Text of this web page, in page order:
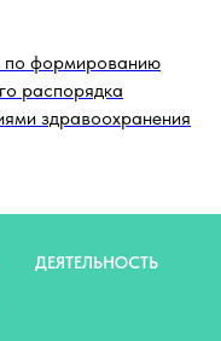
по формированию
распорядка
здравоохранения
ДЕЯТЕЛЬНОСТЬ